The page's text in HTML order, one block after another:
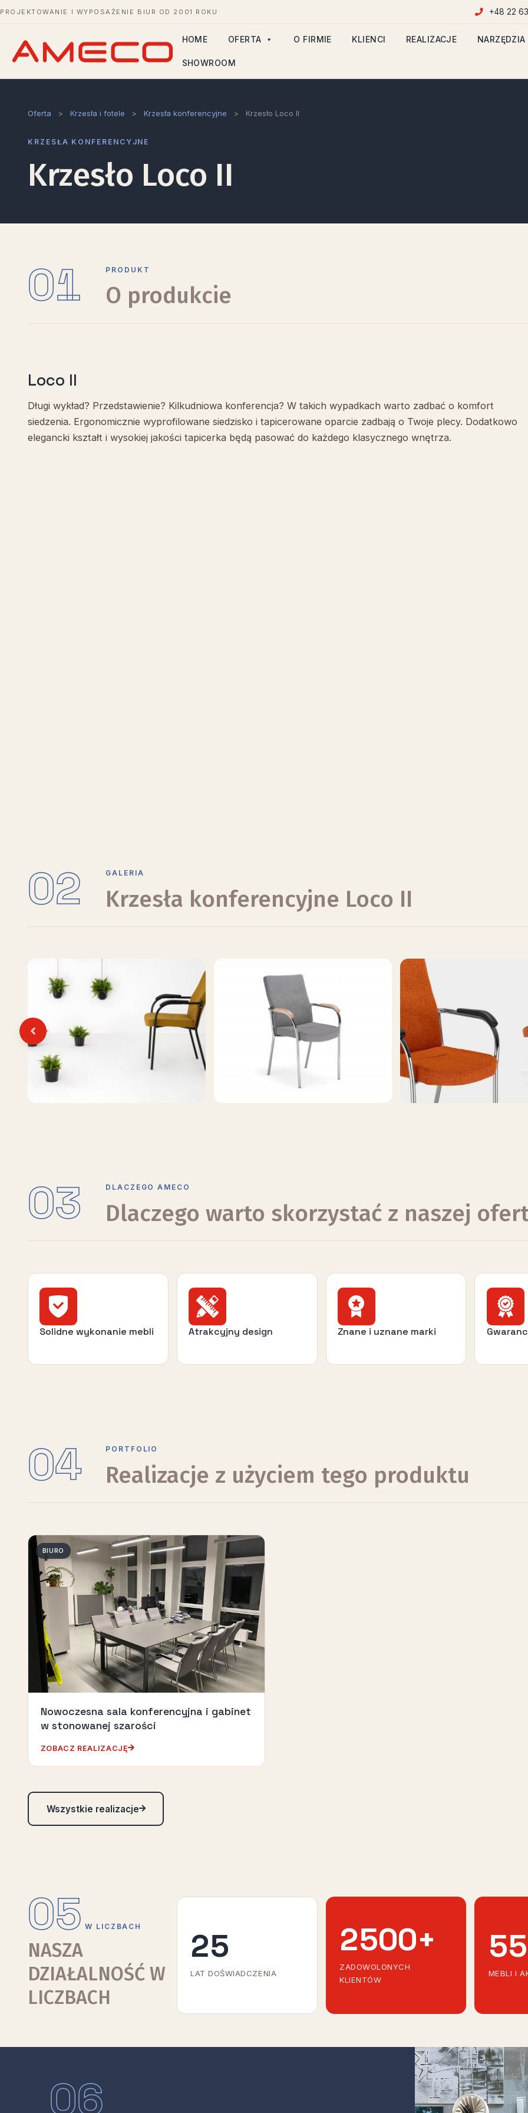
PROJEKTOWANIE I WYPOSAŻENIE BIUR OD 2001 ROKU +48 22
HOME OFERTA O FIRMIE KLIENCI REALIZACJE NARZĘDZIA
SHOWROOM
Oferta > Krzesła i fotele > Krzesła konferencyjne > Krzesło Loco II
KRZESŁA KONFERENCYJNE
Krzesło Loco II
01 PRODUKT
O produkcie
Loco II
Długi wykład? Przedstawienie? Kilkudniowa konferencja? W takich wypadkach warto zadbać o komfort
siedzenia. Ergonomicznie wyprofilowane siedzisko i tapicerowane oparcie zadbają o Twoje plecy. Dodatkowo
elegancki kształt i wysokiej jakości tapicerka będą pasować do każdego klasycznego wnętrza.
02 GALERIA
Krzesła konferencyjne Loco II
Previous
03 DLACZEGO AMECO
Dlaczego warto skorzystać z naszej
Solidne wykonanie mebli Atrakcyjny design Znane i uznane marki
04 PORTFOLIO
Realizacje z użyciem tego produktu
BIURO
Nowoczesna sala konferencyjna i gabinet
w stonowanej szarości
ZOBACZ REALIZACJĘ
Wszystkie realizacje
05 W LICZBACH
NASZA
DZIAŁALNOŚĆ W
LICZBACH
25
LAT DOŚWIADCZENIA
2500+
ZADOWOLONYCH
KLIENTÓW
MEBLI I
06